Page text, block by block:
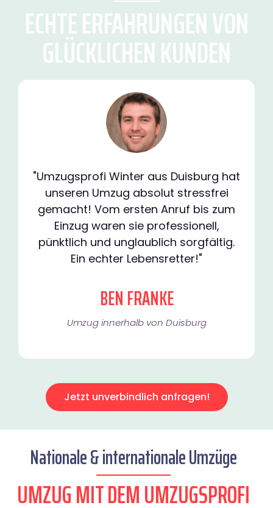
ECHTE ERFAHRUNGEN VON
GLÜCKLICHEN KUNDEN
"Umzugsprofi Winter aus Duisburg hat
unseren Umzug absolut stressfrei
gemacht! Vom ersten Anruf bis zum
Einzug waren sie professionell,
pünktlich und unglaublich sorgfältig.
Ein echter Lebensretter!"
BEN FRANKE
Umzug innerhalb von Duisburg​
Jetzt unverbindlich anfragen!
Nationale & internationale Umzüge
UMZUG MIT DEM UMZUGSPROFI